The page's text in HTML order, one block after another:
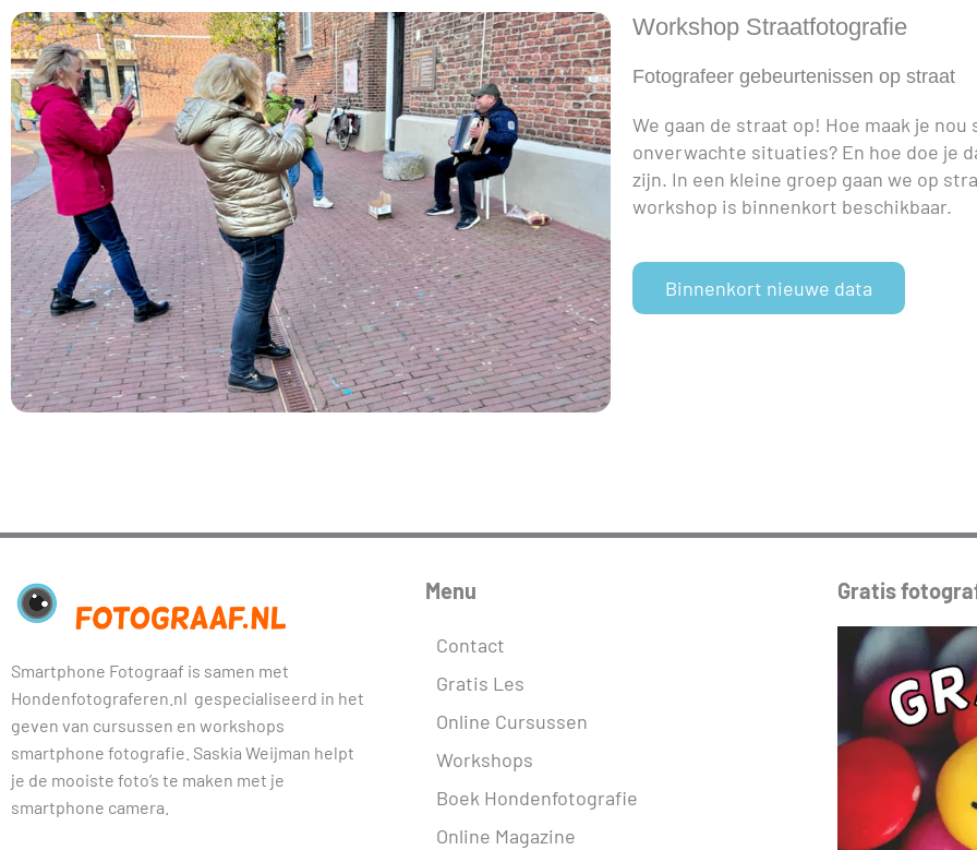
Workshop Straatfotografie
Fotografeer gebeurtenissen op straat
We gaan de straat op! Hoe maak je nou
onverwachte situaties? En hoe doe je
zijn. In een kleine groep gaan we op
workshop is binnenkort beschikbaar.
Binnenkort nieuwe data
Smartphone Fotograaf is samen met
Hondenfotograferen.nl gespecialiseerd in het
geven van cursussen en workshops
smartphone fotografie. Saskia Weijman helpt
je de mooiste foto’s te maken met je
smartphone camera.
Menu
Contact
Gratis Les
Online Cursussen
Workshops
Boek Hondenfotografie
Online Magazine
Gratis